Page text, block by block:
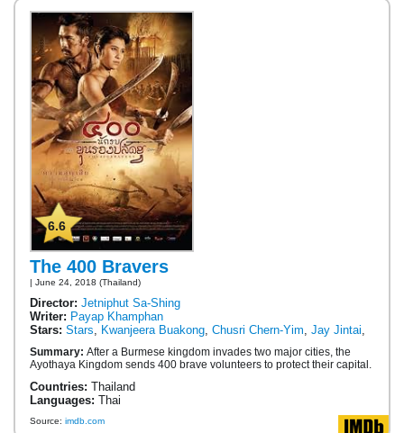
6.6
The 400 Bravers
| June 24, 2018 (Thailand)
Director: Jetniphut Sa-Shing
Writer: Payap Khamphan
Stars: Stars, Kwanjeera Buakong, Chusri Chern-Yim, Jay Jintai,
Summary: After a Burmese kingdom invades two major cities, the
Ayothaya Kingdom sends 400 brave volunteers to protect their capital.
Countries: Thailand
Languages: Thai
Source: imdb.com